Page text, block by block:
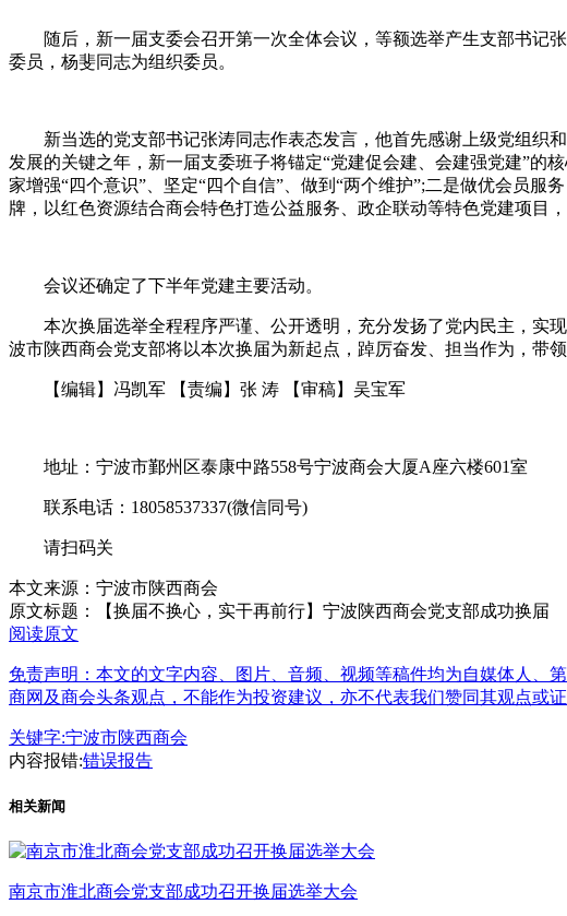
随后，新一届支委会召开第一次全体会议，等额选举产生支部书记张
委员，杨斐同志为组织委员。
新当选的党支部书记张涛同志作表态发言，他首先感谢上级党组织和
发展的关键之年，新一届支委班子将锚定“党建促会建、会建强党建”的
家增强“四个意识”、坚定“四个自信”、做到“两个维护”;二是做优会员
牌，以红色资源结合商会特色打造公益服务、政企联动等特色党建项目
会议还确定了下半年党建主要活动。
本次换届选举全程程序严谨、公开透明，充分发扬了党内民主，实现
波市陕西商会党支部将以本次换届为新起点，踔厉奋发、担当作为，带
【编辑】冯凯军 【责编】张 涛 【审稿】吴宝军
地址：宁波市鄞州区泰康中路558号宁波商会大厦A座六楼601室
联系电话：18058537337(微信同号)
请扫码关
本文来源：宁波市陕西商会
原文标题：
【换届不换心，实干再前行】宁波陕西商会党支部成功换届
阅读原文
免责声明：本文的文字内容、图片、音频、视频等稿件均为自媒体人、
商网及商会头条观点，不能作为投资建议，亦不代表我们赞同其观点或证
关键字:宁波市陕西商会
内容报错:错误报告
相关新闻
南京市淮北商会党支部成功召开换届选举大会